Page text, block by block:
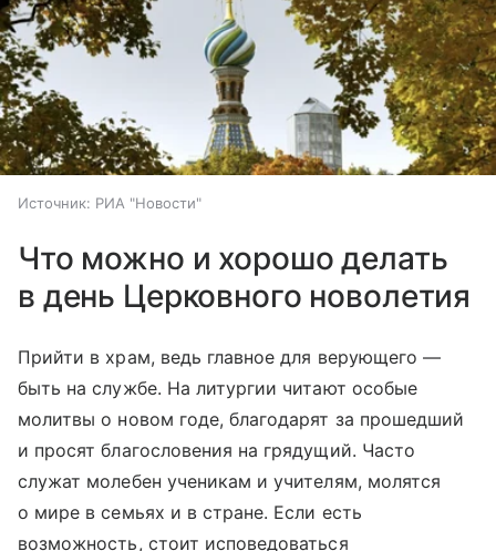
Источник: РИА "Новости"
Что можно и хорошо делать
в день Церковного новолетия
Прийти в храм, ведь главное для верующего —
быть на службе. На литургии читают особые
молитвы о новом годе, благодарят за прошедший
и просят благословения на грядущий. Часто
служат молебен ученикам и учителям, молятся
о мире в семьях и в стране. Если есть
возможность, стоит исповедоваться